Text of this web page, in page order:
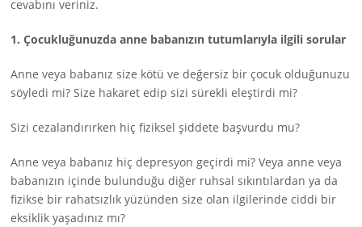
cevabını veriniz.
1. Çocukluğunuzda anne babanızın tutumlarıyla ilgili sorular
Anne veya babanız size kötü ve değersiz bir çocuk olduğunuzu
söyledi mi? Size hakaret edip sizi sürekli eleştirdi mi?
Sizi cezalandırırken hiç fiziksel şiddete başvurdu mu?
Anne veya babanız hiç depresyon geçirdi mi? Veya anne veya
babanızın içinde bulunduğu diğer ruhsal sıkıntılardan ya da
fizikse bir rahatsızlık yüzünden size olan ilgilerinde ciddi bir
eksiklik yaşadınız mı?